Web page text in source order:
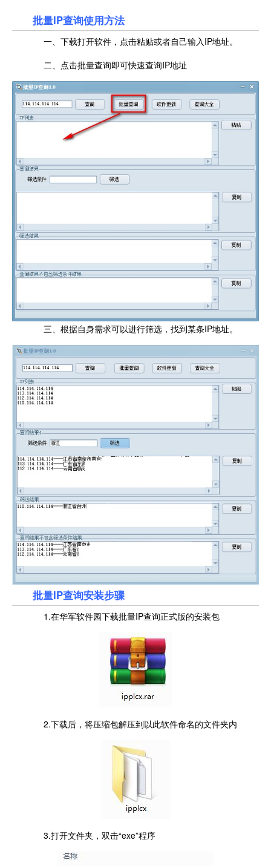
批量IP查询使用方法
一、下载打开软件，点击粘贴或者自己输入IP地址。
二、点击批量查询即可快速查询IP地址
三、根据自身需求可以进行筛选，找到某条IP地址。
批量IP查询安装步骤
1.在华军软件园下载批量IP查询正式版的安装包
2.下载后，将压缩包解压到以此软件命名的文件夹内
3.打开文件夹，双击“exe”程序